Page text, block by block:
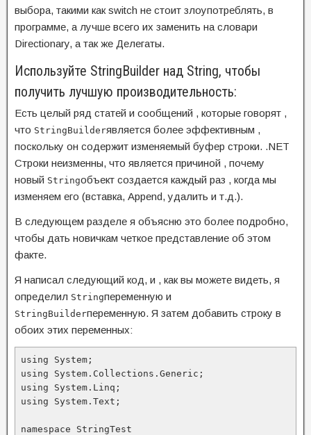
выбора, такими как switch не стоит злоупотреблять, в
программе, а лучше всего их заменить на словари
Directionary, а так же Делегаты.
Используйте StringBuilder над String, чтобы
получить лучшую производительность:
Есть целый ряд статей и сообщений , которые говорят ,
что StringBuilderявляется более эффективным ,
поскольку он содержит изменяемый буфер строки. .NET
Строки неизменны, что является причиной , почему
новый Stringобъект создается каждый раз , когда мы
изменяем его (вставка, Append, удалить и т.д.).
В следующем разделе я объясню это более подробно,
чтобы дать новичкам четкое представление об этом
факте.
Я написал следующий код, и , как вы можете видеть, я
определил Stringпеременную и
StringBuilderпеременную. Я затем добавить строку в
обоих этих переменных:
using System;
using System.Collections.Generic;
using System.Linq;
using System.Text;
namespace StringTest